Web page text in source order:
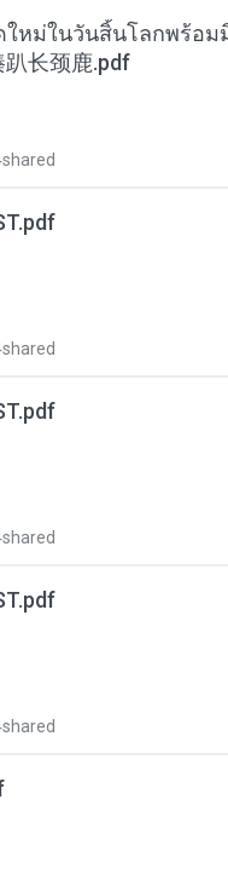
ใหม่ในวันสิ้นโลกพร้อม
长颈鹿.pdf